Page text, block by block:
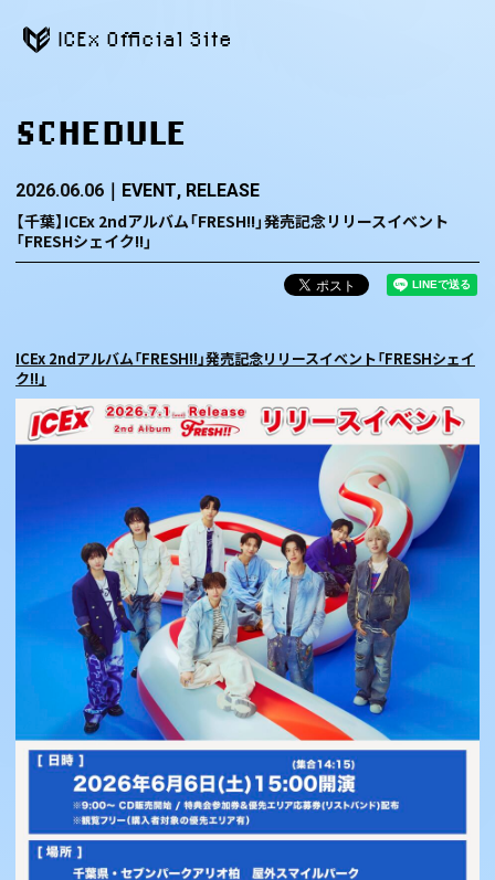
ICEx Official Site
SCHEDULE
2026.06.06 EVENT RELEASE
【千葉】ICEx 2ndアルバム「FRESH!!」発売記念リリースイベント
「FRESHシェイク!!」
ICEx 2ndアルバム「FRESH!!」発売記念リリースイベント「FRESHシェイ
ク!!」